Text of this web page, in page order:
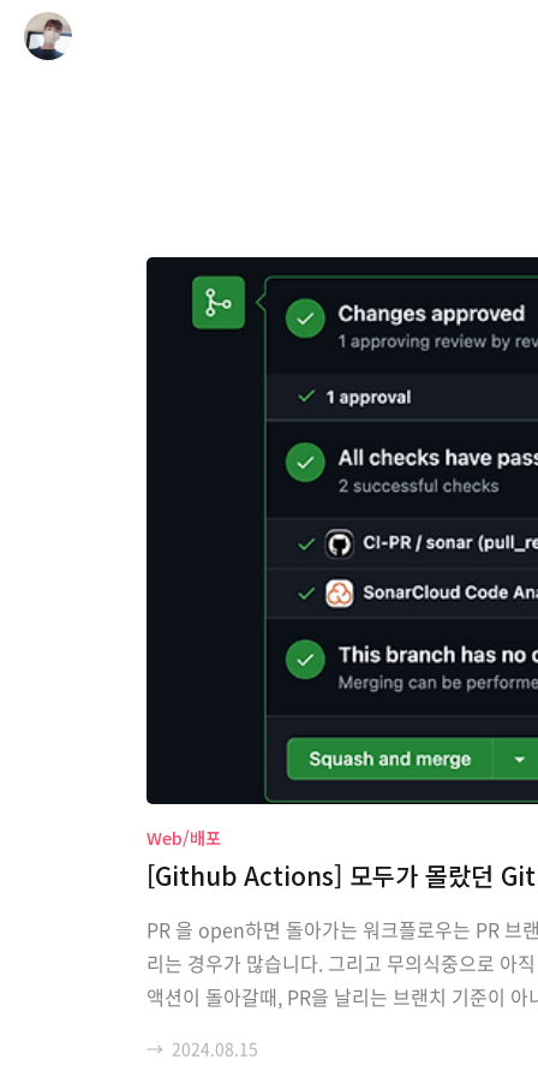
Web/배포
[Github Actions] 모두가 몰랐던
PR 을 open하면 돌아가는 워크플로우는 PR 브
리는 경우가 많습니다. 그리고 무의식중으로 아
액션이 돌아갈때, PR을 날리는 브랜치 기준이
→ 2024.08.15